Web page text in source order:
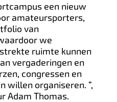
een nieuw
amateursporters,
van
we
ruimte kunnen
vergaderingen en
congressen en
willen organiseren. ”,
Adam Thomas.